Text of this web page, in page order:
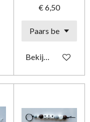
€ 6,50
Bekijk details